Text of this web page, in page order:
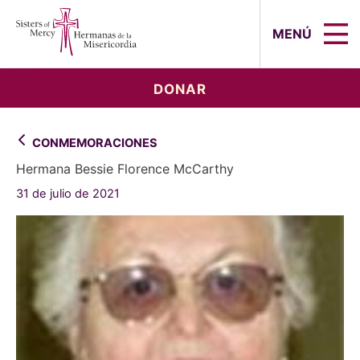
MENÚ
DONAR
CONMEMORACIONES
Hermana Bessie Florence McCarthy
31 de julio de 2021